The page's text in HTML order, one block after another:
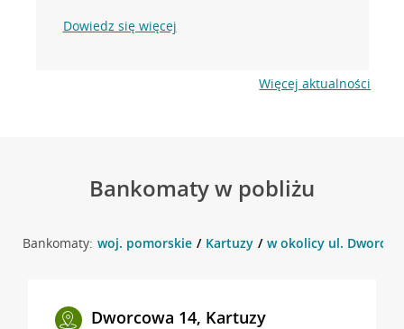
Dowiedz się więcej
Więcej aktualności
Bankomaty w pobliżu
Bankomaty: woj. pomorskie Kartuzy w okolicy ul.
Dworcowa 14, Kartuzy